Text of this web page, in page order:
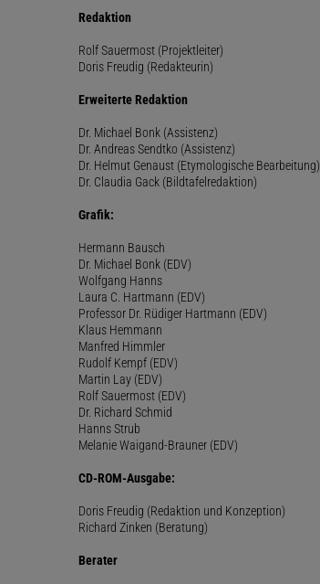
Redaktion
Rolf Sauermost (Projektleiter)
Doris Freudig (Redakteurin)
Erweiterte Redaktion
Dr. Michael Bonk (Assistenz)
Dr. Andreas Sendtko (Assistenz)
Dr. Helmut Genaust (Etymologische Bearbeitung)
Dr. Claudia Gack (Bildtafelredaktion)
Grafik:
Hermann Bausch
Dr. Michael Bonk (EDV)
Wolfgang Hanns
Laura C. Hartmann (EDV)
Professor Dr. Rüdiger Hartmann (EDV)
Klaus Hemmann
Manfred Himmler
Rudolf Kempf (EDV)
Martin Lay (EDV)
Rolf Sauermost (EDV)
Dr. Richard Schmid
Hanns Strub
Melanie Waigand-Brauner (EDV)
CD-ROM-Ausgabe:
Doris Freudig (Redaktion und Konzeption)
Richard Zinken (Beratung)
Berater